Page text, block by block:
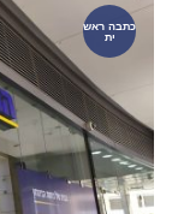
כתבה ראש
ית